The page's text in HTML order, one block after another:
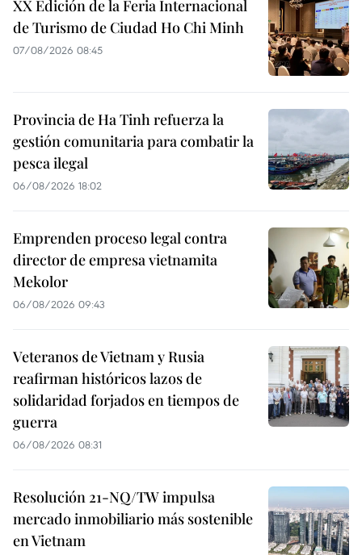
XX Edición de la Feria Internacional
de Turismo de Ciudad Ho Chi Minh
07/08/2026 08:45
Provincia de Ha Tinh refuerza la
gestión comunitaria para combatir la
pesca ilegal
06/08/2026 18:02
Emprenden proceso legal contra
director de empresa vietnamita
Mekolor
06/08/2026 09:43
Veteranos de Vietnam y Rusia
reafirman históricos lazos de
solidaridad forjados en tiempos de
guerra
06/08/2026 08:31
Resolución 21-NQ/TW impulsa
mercado inmobiliario más sostenible
en Vietnam